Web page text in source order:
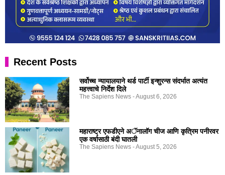
Recent Posts
सर्वोच्च न्यायालयाने थर्ड पार्टी इन्शुरन्स संदर्भात अत्यंत
महत्त्वाचे निर्देश दिले
The Sapiens News August 6, 2026
महाराष्ट्र एफडीएने अॅनालॉग चीज आणि कृत्रिम पनीरवर
एक वर्षासाठी बंदी घातली
The Sapiens News August 5, 2026